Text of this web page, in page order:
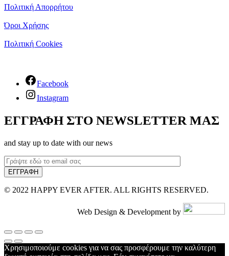
Πολιτική Απορρήτου
Όροι Χρήσης
Πολιτική Cookies
Facebook
Instagram
ΕΓΓΡΑΦΗ ΣΤΟ NEWSLETTER ΜΑΣ
and stay up to date with our news
© 2022 HAPPY EVER AFTER. ALL RIGHTS RESERVED.
Web Design & Development by
Χρησιμοποιούμε cookies για να σας προσφέρουμε την καλύτερη